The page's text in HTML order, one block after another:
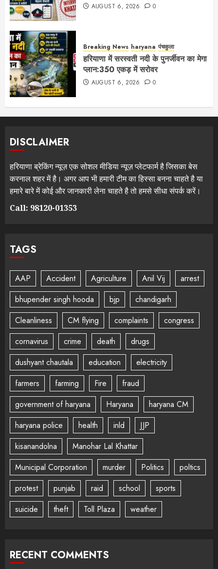
AUGUST 6, 2026 0
Breaking News haryana पंचकुला
हरियाणा में सरस्वती नदी के पुनर्जीवन का मेगा
प्लान:350 एकड़ में सरोवर
AUGUST 6, 2026 0
DISCLAIMER
हरियाणा ब्रेकिंग न्यूज़ एक सोशल मीडिया न्यूज़ प्लेटफार्म है जिसका बेस
करनाल शहर में है। अगर आप भी हमारी टीम का हिस्सा बनना चाहते है या
हमारे बारे में कोई और जानकारी लेना चाहते है तो हमसे सीधा संपर्क करें।
Call: 98120-01353
TAGS
AAP Accident Agriculture Anil Vij
arrest
bhupender singh hooda
bjp
chandigarh
Cleanliness
CM flying complaints
congress
cornavirus
crime death
drugs
dushyant chautala
education
electricity
farmers
farming Fire
fraud
government of haryana
Haryana
haryana CM
haryana police
health inld
JJP
kisanandolna
Manohar Lal Khattar
Municipal Corporation
murder Politics
poltics
protest
punjab raid school
sports
suicide
theft Toll Plaza weather
RECENT COMMENTS